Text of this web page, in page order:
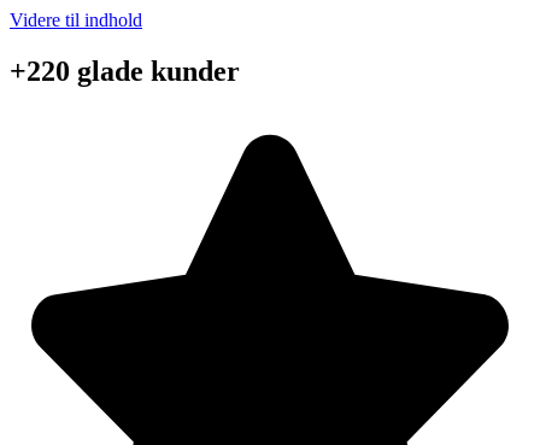
Videre til indhold
+220 glade kunder